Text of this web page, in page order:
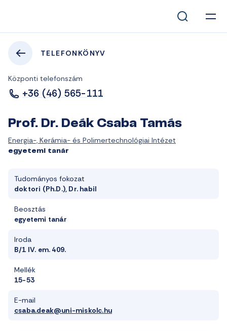
TELEFONKÖNYV
Központi telefonszám
+36 (46) 565-111
Prof. Dr. Deák Csaba Tamás
Energia-, Kerámia- és Polimertechnológiai Intézet
egyetemi tanár
Tudományos fokozat
doktori (Ph.D.), Dr. habil
Beosztás
egyetemi tanár
Iroda
B/1 IV. em. 409.
Mellék
15-53
E-mail
csaba.deak@uni-miskolc.hu